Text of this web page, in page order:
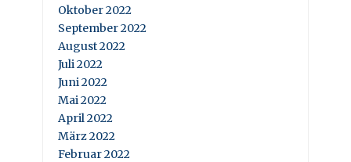
Oktober 2022
September 2022
August 2022
Juli 2022
Juni 2022
Mai 2022
April 2022
März 2022
Februar 2022